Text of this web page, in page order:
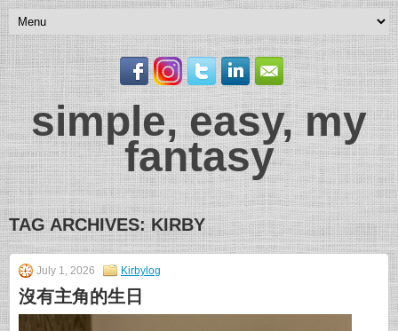
simple, easy, my
fantasy
TAG ARCHIVES:KIRBY
July 1, 2026 Kirbylog
沒有主角的生日